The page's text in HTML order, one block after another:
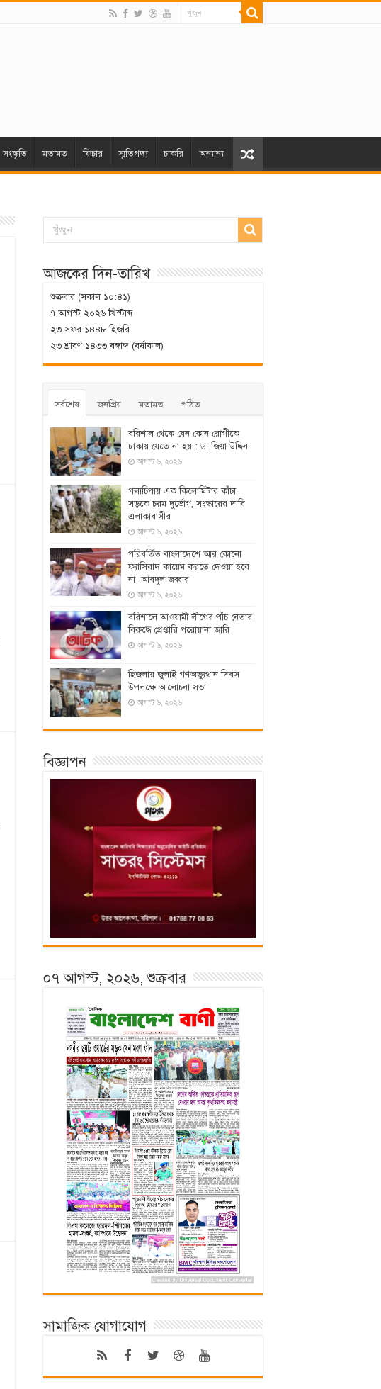
সংস্কৃতি মতামত ফিচার স্মৃতিগদ্য চাকরি অন্যান্য
আজকের দিন-তারিখ
শুক্রবার (সকাল ১০:৪১)
৭ আগস্ট ২০২৬ খ্রিস্টাব্দ
২৩ সফর ১৪৪৮ হিজরি
২৩ শ্রাবণ ১৪৩৩ বঙ্গাব্দ (বর্ষাকাল)
সর্বশেষ জনপ্রিয় মতামত পঠিত
বরিশাল থেকে যেন কোন রোগীকে
ঢাকায় যেতে না হয় : ড. জিয়া উদ্দিন
আগস্ট ৬, ২০২৬
‎গলাচিপায় এক কিলোমিটার কাঁচা
সড়কে চরম দুর্ভোগ, সংস্কারের দাবি
এলাকাবাসীর
আগস্ট ৬, ২০২৬
পরিবর্তিত বাংলাদেশে আর কোনো
ফ্যাসিবাদ কায়েম করতে দেওয়া হবে
না- আবদুল জব্বার
আগস্ট ৬, ২০২৬
বরিশালে আওয়ামী লীগের পাঁচ নেতার
বিরুদ্ধে গ্রেপ্তারি পরোয়ানা জারি
আগস্ট ৬, ২০২৬
হিজলায় জুলাই গণঅভ্যুত্থান দিবস
উপলক্ষে আলোচনা সভা
আগস্ট ৬, ২০২৬
বিজ্ঞাপন
০৭ আগস্ট, ২০২৬, শুক্রবার
সামাজিক যোগাযোগ